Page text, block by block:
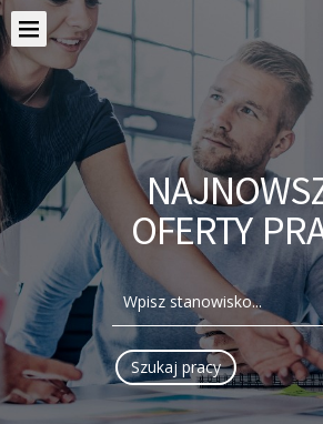
OFERTY